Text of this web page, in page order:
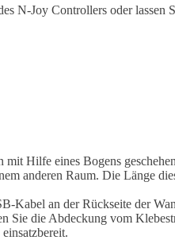
N-Joy Controllers oder lassen
Hilfe eines Bogens
anderen Raum. Die Länge
Kabel an der Rückseite der
Sie die Abdeckung vom